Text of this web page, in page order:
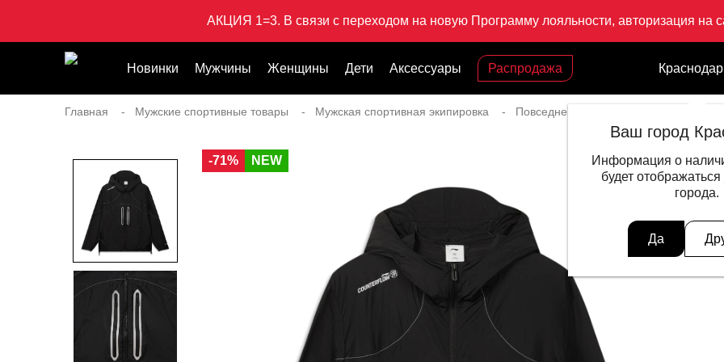
АКЦИЯ 1=3. В связи с переходом на новую Программу лояльности, авторизация на
Новинки Мужчины Женщины Дети Аксессуары Распродажа Краснодар
Ваш город
Информация о
будет
города.
Да
Главная Мужские спортивные товары Мужская спортивная экипировка Повседневный стиль для мужчин
-71% NEW